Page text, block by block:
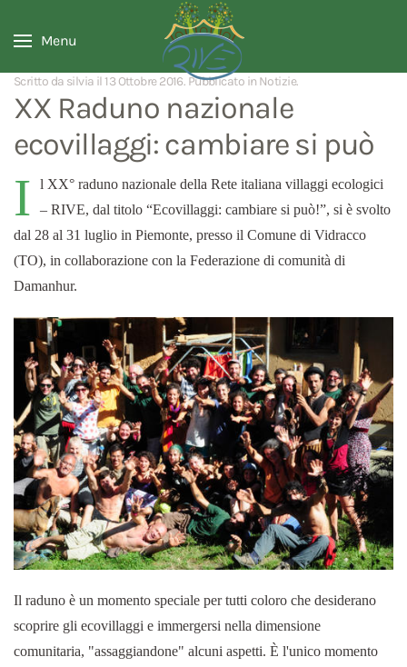
Menu
Scritto da silvia il 13 Ottobre 2016. Pubblicato in Notizie.
XX Raduno nazionale
ecovillaggi: cambiare si può
I
l XX° raduno nazionale della Rete italiana villaggi ecologici
– RIVE, dal titolo “Ecovillaggi: cambiare si può!”, si è svolto
dal 28 al 31 luglio in Piemonte, presso il Comune di Vidracco
(TO), in collaborazione con la Federazione di comunità di
Damanhur.
Il raduno è un momento speciale per tutti coloro che desiderano
scoprire gli ecovillaggi e immergersi nella dimensione
comunitaria, "assaggiandone" alcuni aspetti. È l'unico momento